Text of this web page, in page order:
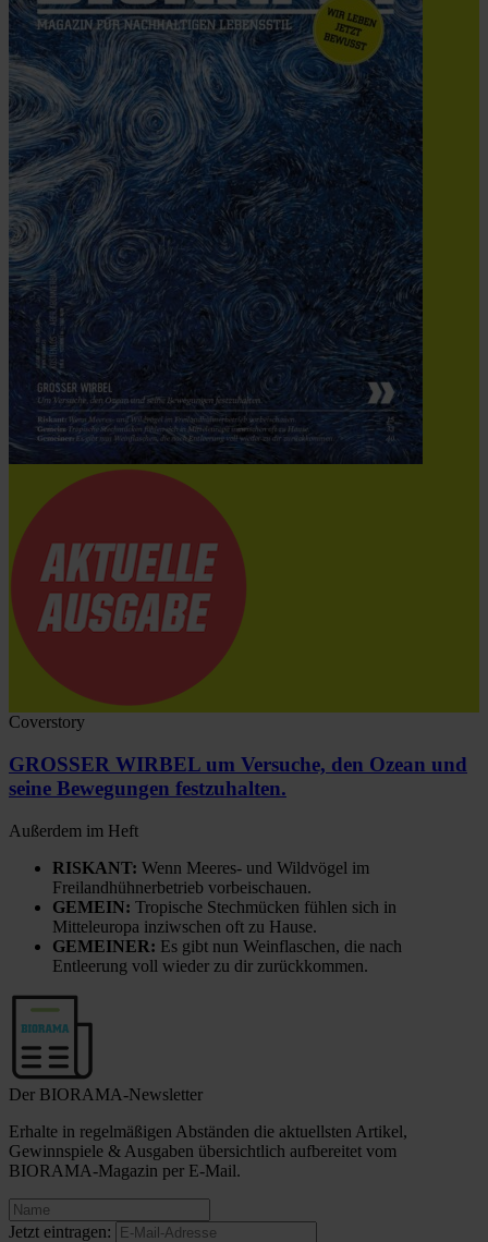
Coverstory
GROSSER WIRBEL um Versuche, den Ozean und
seine Bewegungen festzuhalten.
Außerdem im Heft
RISKANT: Wenn Meeres- und Wildvögel im
Freilandhühnerbetrieb vorbeischauen.
GEMEIN: Tropische Stechmücken fühlen sich in
Mitteleuropa inziwschen oft zu Hause.
GEMEINER: Es gibt nun Weinflaschen, die nach
Entleerung voll wieder zu dir zurückkommen.
Der BIORAMA-Newsletter
Erhalte in regelmäßigen Abständen die aktuellsten Artikel,
Gewinnspiele & Ausgaben übersichtlich aufbereitet vom
BIORAMA-Magazin per E-Mail.
Jetzt eintragen: